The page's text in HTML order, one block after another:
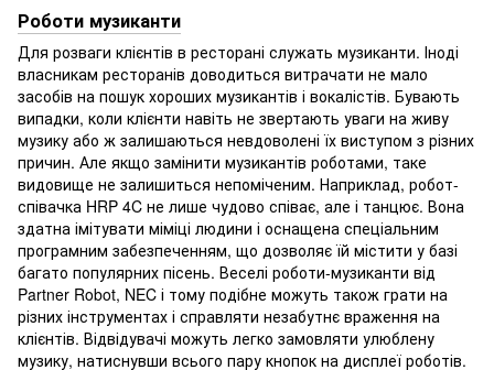
Роботи музиканти
Для розваги клієнтів в ресторані служать музиканти. Іноді
власникам ресторанів доводиться витрачати не мало
засобів на пошук хороших музикантів і вокалістів. Бувають
випадки, коли клієнти навіть не звертають уваги на живу
музику або ж залишаються невдоволені їх виступом з різних
причин. Але якщо замінити музикантів роботами, таке
видовище не залишиться непоміченим. Наприклад, робот-
співачка HRP 4C не лише чудово співає, але і танцює. Вона
здатна імітувати міміці людини і оснащена спеціальним
програмним забезпеченням, що дозволяє їй містити у базі
багато популярних пісень. Веселі роботи-музиканти від
Partner Robot, NEC і тому подібне можуть також грати на
різних інструментах і справляти незабутнє враження на
клієнтів. Відвідувачі можуть легко замовляти улюблену
музику, натиснувши всього пару кнопок на дисплеї роботів.